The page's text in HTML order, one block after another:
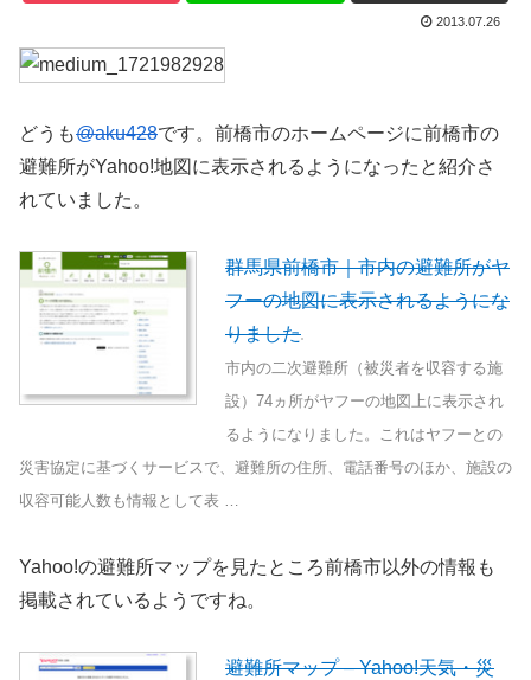
2013.07.26
どうも@aku428です。前橋市のホームページに前橋市の
避難所がYahoo!地図に表示されるようになったと紹介さ
れていました。
群馬県前橋市｜市内の避難所がヤ
フーの地図に表示されるようにな
りました
市内の二次避難所（被災者を収容する施
設）74ヵ所がヤフーの地図上に表示され
るようになりました。これはヤフーとの
災害協定に基づくサービスで、避難所の住所、電話番号のほか、施設の
収容可能人数も情報として表 …
Yahoo!の避難所マップを見たところ前橋市以外の情報も
掲載されているようですね。
避難所マップ – Yahoo!天気・災